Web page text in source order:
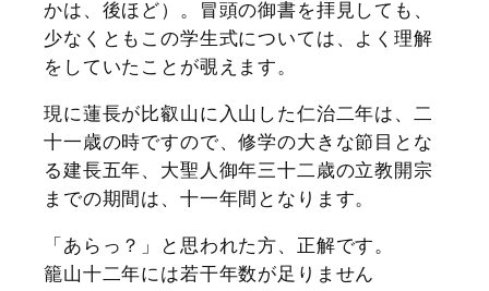
かは、後ほど）。冒頭の御書を拝見しても、
少なくともこの学生式については、よく理解
をしていたことが覗えます。
現に蓮長が比叡山に入山した仁治二年は、二
十一歳の時ですので、修学の大きな節目とな
る建長五年、大聖人御年三十二歳の立教開宗
までの期間は、十一年間となります。
「あらっ？」と思われた方、正解です。
籠山十二年には若干年数が足りません